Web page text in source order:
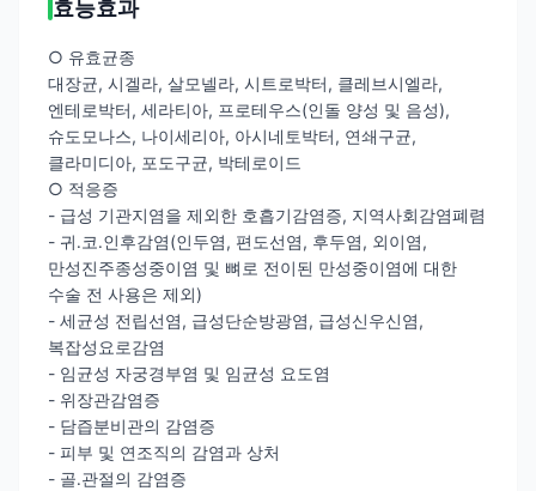
효능효과
○ 유효균종
대장균, 시겔라, 살모넬라, 시트로박터, 클레브시엘라,
엔테로박터, 세라티아, 프로테우스(인돌 양성 및 음성),
슈도모나스, 나이세리아, 아시네토박터, 연쇄구균,
클라미디아, 포도구균, 박테로이드
○ 적응증
- 급성 기관지염을 제외한 호흡기감염증, 지역사회감염폐렴
- 귀․코․인후감염(인두염, 편도선염, 후두염, 외이염,
만성진주종성중이염 및 뼈로 전이된 만성중이염에 대한
수술 전 사용은 제외)
- 세균성 전립선염, 급성단순방광염, 급성신우신염,
복잡성요로감염
- 임균성 자궁경부염 및 임균성 요도염
- 위장관감염증
- 담즙분비관의 감염증
- 피부 및 연조직의 감염과 상처
- 골․관절의 감염증